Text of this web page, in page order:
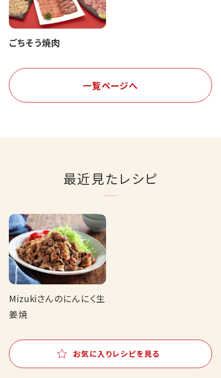
ごちそう焼肉
一覧ページへ
最近見たレシピ
Mizukiさんのにんにく生
姜焼
お気に入りレシピを見る